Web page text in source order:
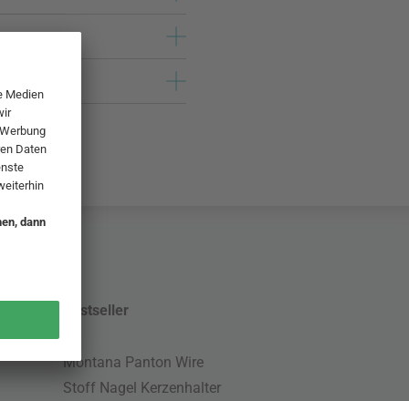
Bestseller
Montana Panton Wire
Stoff Nagel Kerzenhalter